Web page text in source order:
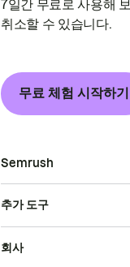
7일간 무료로 사용해
취소할 수 있습니다.
무료 체험 시작하기
Semrush
추가 도구
회사